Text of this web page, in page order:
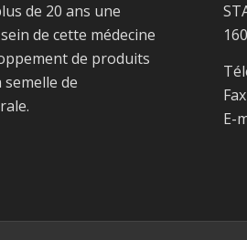
de 20 ans une
de cette médecine
de produits
de
E-